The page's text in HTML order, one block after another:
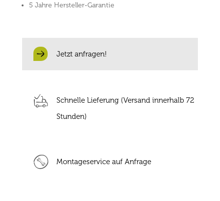
5 Jahre Hersteller-Garantie
Jetzt anfragen!
Schnelle Lieferung (Versand innerhalb 72
Stunden)
Montageservice auf Anfrage